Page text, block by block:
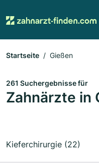
Startseite Gießen
261 Suchergebnisse für
Zahnärzte in
Kieferchirurgie (22)